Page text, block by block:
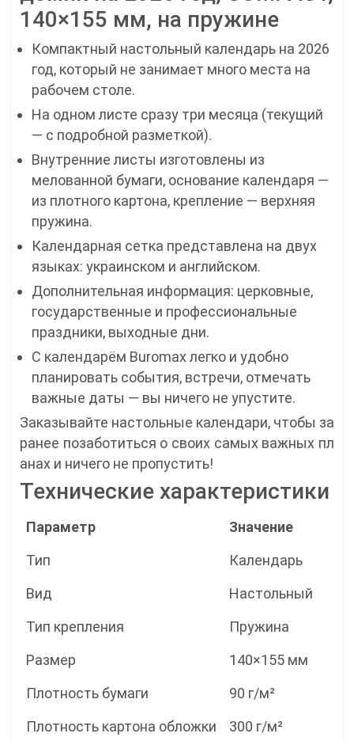
140×155 мм, на пружине
Компактный настольный календарь на 2026
год, который не занимает много места на
рабочем столе.
На одном листе сразу три месяца (текущий
— с подробной разметкой).
Внутренние листы изготовлены из
мелованной бумаги, основание календаря —
из плотного картона, крепление — верхняя
пружина.
Календарная сетка представлена на двух
языках: украинском и английском.
Дополнительная информация: церковные,
государственные и профессиональные
праздники, выходные дни.
С календарём Buromax легко и удобно
планировать события, встречи, отмечать
важные даты — вы ничего не упустите.
Заказывайте настольные календари, чтобы за
ранее позаботиться о своих самых важных пл
анах и ничего не пропустить!
Технические характеристики
Параметр
Значение
Тип
Календарь
Вид
Настольный
Тип крепления
Пружина
Размер
140×155 мм
Плотность бумаги
90 г/м²
Плотность картона обложки
300 г/м²